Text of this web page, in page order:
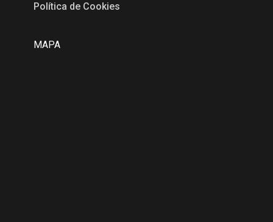
Política de Cookies
MAPA